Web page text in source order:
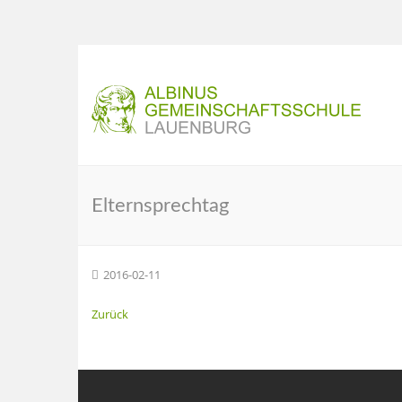
Elternsprechtag
2016-02-11
Zurück